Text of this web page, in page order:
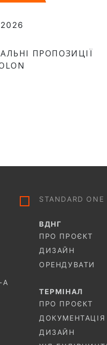
ПРОПОЗИЦІЇ
STANDARD ONE
ВДНГ
ПРО ПРОЄКТ
ДИЗАЙН
ОРЕНДУВАТИ
ТЕРМIНАЛ
ПРО ПРОЄКТ
ДОКУМЕНТАЦІЯ
ДИЗАЙН